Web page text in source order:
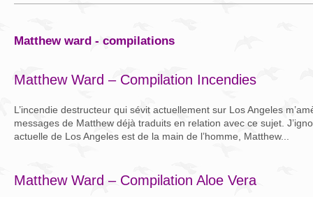
matthew ward - compilations
Matthew Ward – Compilation Incendies
L’incendie destructeur qui sévit actuellement sur Los Angeles
messages de Matthew déjà traduits en relation avec ce sujet.
actuelle de Los Angeles est de la main de l’homme, Matthew...
Matthew Ward – Compilation Aloe Vera